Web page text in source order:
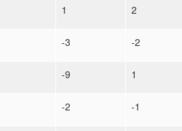
1 2
-3 -2
-9 1
-2 -1